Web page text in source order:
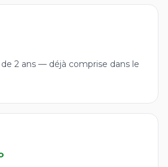
2 ans — déjà comprise dans le